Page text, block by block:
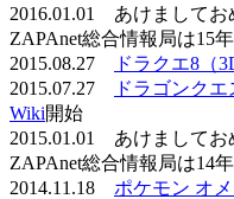
2016.01.01 あけまして
ZAPAnet総合情報局は15
2015.08.27
ドラクエ8（
2015.07.27
ドラゴンク
Wiki開始
2015.01.01 あけまして
ZAPAnet総合情報局は14
2014.11.18 ポケモン オ